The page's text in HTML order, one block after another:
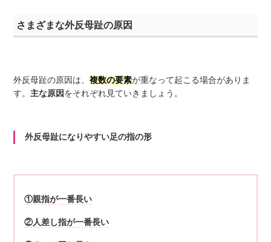
さまざまな外反母趾の原因
外反母趾の原因は、複数の要素が重なって起こる場合がありま
す。主な原因 をそれぞれ見ていきましょう。
外反母趾になりやすい足の指の形
①親指が一番長い
②人差し指が一番長い